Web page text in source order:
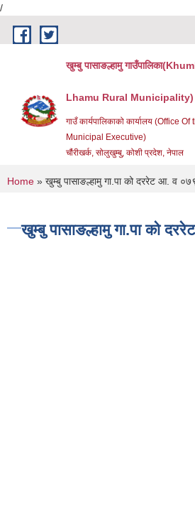
/
Skip to main content
खुम्बु पासाङल्हामु
Lhamu Rural Municipality)
गाउँ कार्यपालिकाको कार्यालय (Office
Municipal Executive)
चौंरीखर्क, सोलुखुम्बु, कोशी प्रदेश, नेपाल
You are here
Home » खुम्बु पासाङल्हामु गा.पा को दररेट आ. व
खुम्बु पासाङल्हामु गा.पा को